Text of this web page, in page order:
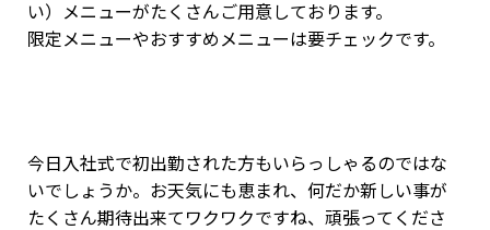
い）メニューがたくさんご用意しております。
限定メニューやおすすめメニューは要チェックです。
今日入社式で初出勤された方もいらっしゃるのではな
いでしょうか。お天気にも恵まれ、何だか新しい事が
たくさん期待出来てワクワクですね、頑張ってくださ